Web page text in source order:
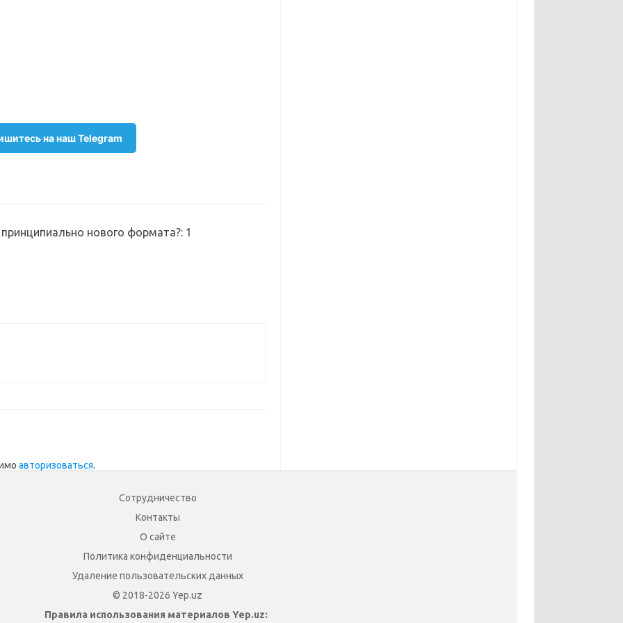
на наш Telegram
нового формата?: 1
авторизоваться.
Сотрудничество
Контакты
О сайте
Политика конфиденциальности
Удаление пользовательских данных
© 2018-2026 Yep.uz
Правила использования материалов Yep.uz: